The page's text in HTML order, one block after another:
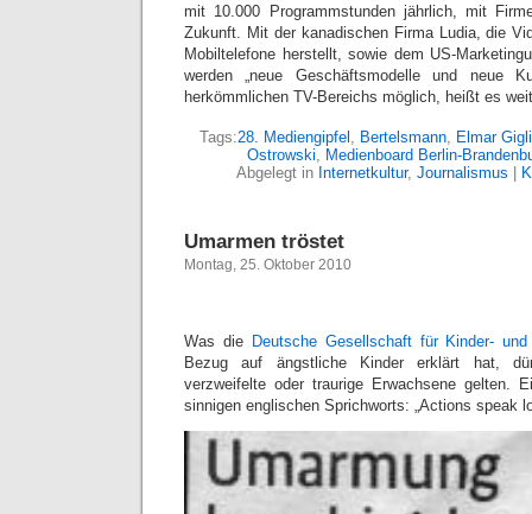
mit 10.000 Programmstunden jährlich, mit
Zukunft. Mit der kanadischen Firma Ludia, die
Mobiltelefone herstellt, sowie dem US-
werden „neue Geschäftsmodelle und neue
herkömmlichen TV-Bereichs möglich, heißt es
Tags:28. Mediengipfel , Bertelsmann, Elmar
Ostrowski, Medienboard Berlin-
Abgelegt in Internetkultur, Journalismus
Umarmen tröstet
Montag, 25. Oktober 2010
Was die Deutsche Gesellschaft für Kinder- und
Bezug auf ängstliche Kinder erklärt hat,
verzweifelte oder traurige Erwachsene gelten.
sinnigen englischen Sprichworts: „Actions speak